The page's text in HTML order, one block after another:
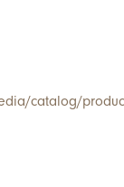
catalog/